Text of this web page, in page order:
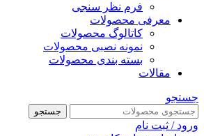
فرم نظر سنجی
معرفی محصولات
کاتالوگ محصولات
نمونه نصبی محصولات
بسته بندی محصولات
مقالات
جستجو
جستجو
ورود / ثبت نام